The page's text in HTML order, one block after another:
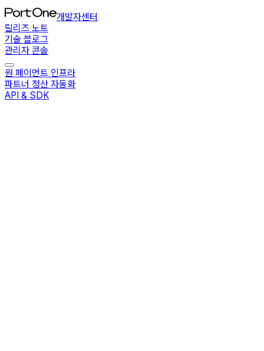
개발자센터
릴리즈 노트
기술 블로그
관리자 콘솔
원 페이먼트 인프라
파트너 정산 자동화
API & SDK